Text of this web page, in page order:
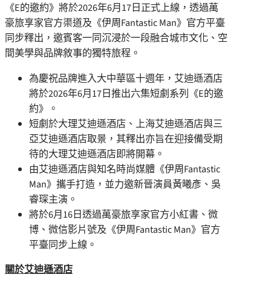
《E的邀約》將於2026年6月17日正式上線，透過萬
豪旅享家官方渠道及《伊周Fantastic Man》官方平臺
同步釋出，邀賓客一同沉浸於一段融合城市文化、空
間美學與品牌敘事的獨特旅程。
為慶祝品牌進入大中華區十週年，艾迪遜酒店
將於2026年6月17日推出六集短劇系列《E的邀
約》。
短劇於大理艾迪遜酒店、上海艾迪遜酒店與三
亞艾迪遜酒店取景，其釋出亦旨在迎接備受期
待的大理艾迪遜酒店即將開幕。
由艾迪遜酒店與知名時尚媒體《伊周Fantastic
Man》攜手打造，並力邀新晉演員黃曦彥、吳
睿琛主演。
將於6月16日透過萬豪旅享家官方小紅書、微
博、微信影片號及《伊周Fantastic Man》官方
平臺同步上線。
關於艾迪遜酒店